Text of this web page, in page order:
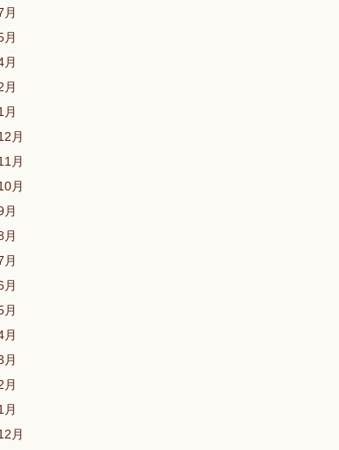
月
月
月
月
月
月
月
月
月
月
月
月
月
月
月
月
月
月